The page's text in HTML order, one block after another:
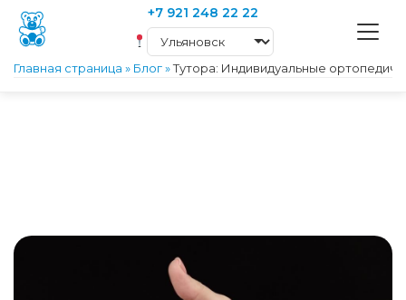
+7 921 248 22 22
Главная страница » Блог»Тутора: Индивидуальные